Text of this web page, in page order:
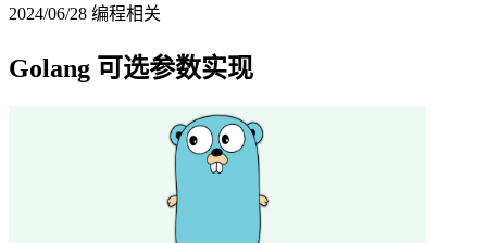
2024/06/28 编程相关
Golang 可选参数实现